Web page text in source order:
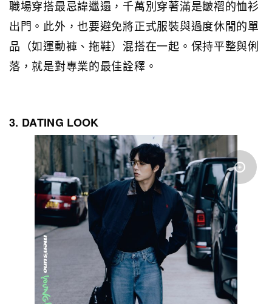
職場穿搭最忌諱邋遢，千萬別穿著滿是皺褶的恤衫
出門。此外，也要避免將正式服裝與過度休閒的單
品（如運動褲、拖鞋）混搭在一起。保持平整與俐
落，就是對專業的最佳詮釋。
3. DATING LOOK